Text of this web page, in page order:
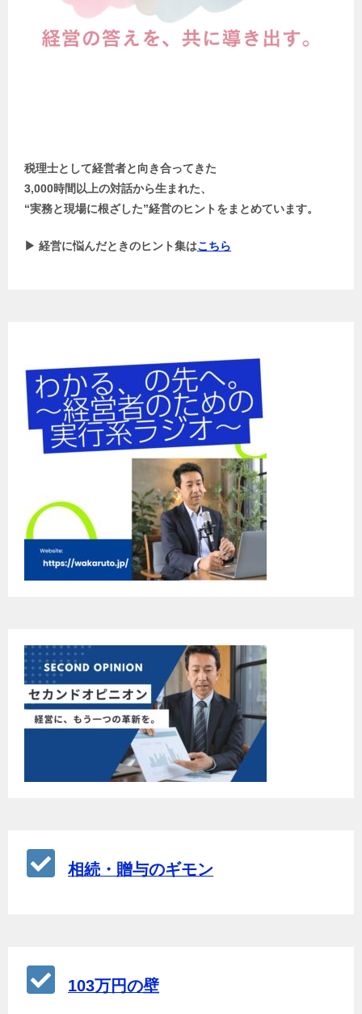
税理士として経営者と向き合ってきた
3,000時間以上の対話から生まれた、
“実務と現場に根ざした”経営のヒントをまとめています。
▶ 経営に悩んだときのヒント集はこちら
相続・贈与のギモン
103万円の壁